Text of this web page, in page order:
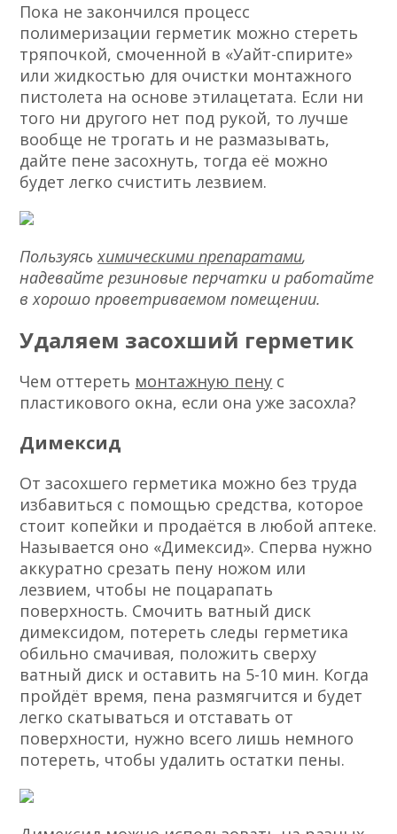
Пока не закончился процесс
полимеризации герметик можно стереть
тряпочкой, смоченной в «Уайт-спирите»
или жидкостью для очистки монтажного
пистолета на основе этилацетата. Если ни
того ни другого нет под рукой, то лучше
вообще не трогать и не размазывать,
дайте пене засохнуть, тогда её можно
будет легко счистить лезвием.
Пользуясьхимическими препаратами,
надевайте резиновые перчатки и работайте
в хорошо проветриваемом помещении.
Удаляем засохший герметик
Чем оттереть монтажную пену с
пластикового окна, если она уже засохла?
Димексид
От засохшего герметика можно без труда
избавиться с помощью средства, которое
стоит копейки и продаётся в любой аптеке.
Называется оно «Димексид». Сперва нужно
аккуратно срезать пену ножом или
лезвием, чтобы не поцарапать
поверхность. Смочить ватный диск
димексидом, потереть следы герметика
обильно смачивая, положить сверху
ватный диск и оставить на 5-10 мин. Когда
пройдёт время, пена размягчится и будет
легко скатываться и отставать от
поверхности, нужно всего лишь немного
потереть, чтобы удалить остатки пены.